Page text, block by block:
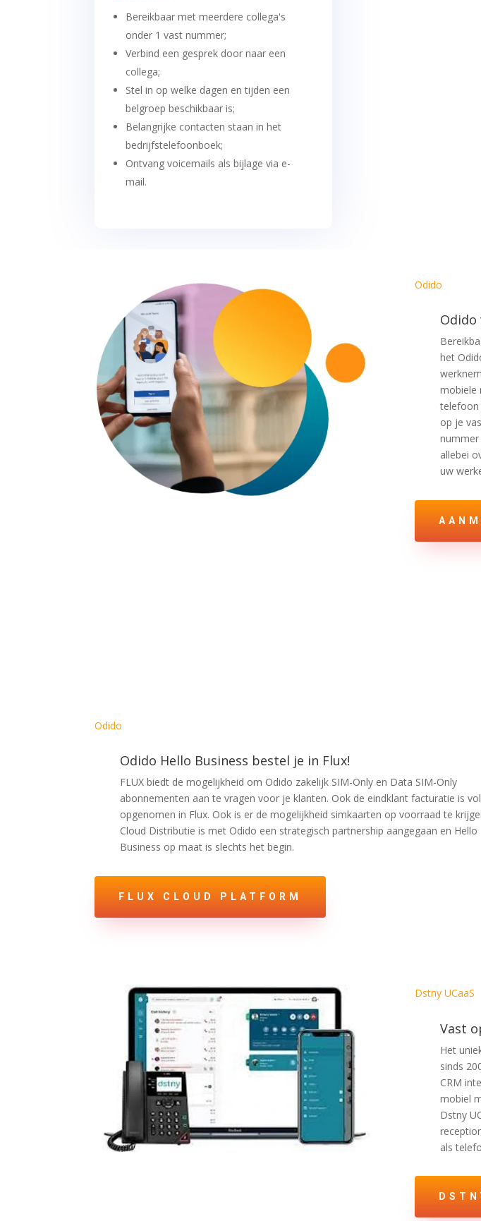
Bereikbaar met meerdere collega's
onder 1 vast nummer;
Verbind een gesprek door naar een
collega;
Stel in op welke dagen en tijden een
belgroep beschikbaar is;
Belangrijke contacten staan in het
bedrijfstelefoonboek;
Ontvang voicemails als bijlage via e-
mail.
Odido
het
mobiele
telefoon
op je
nummer
allebei
uw
Odido
Odido Hello Business bestel je in Flux!
FLUX biedt de mogelijkheid om Odido zakelijk SIM-Only en Data SIM-Only
abonnementen aan te vragen voor je klanten. Ook de eindklant facturatie is
opgenomen in Flux. Ook is er de mogelijkheid simkaarten op voorraad te
Cloud Distributie is met Odido een strategisch partnership aangegaan en Hello
Business op maat is slechts het begin.
FLUX CLOUD PLATFORM
Dstny UCaaS
Vast
Het
sinds
CRM
mobiel
Dstny
als